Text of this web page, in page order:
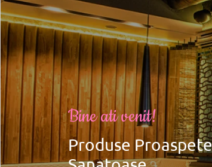
Bine ati venit!
Produse